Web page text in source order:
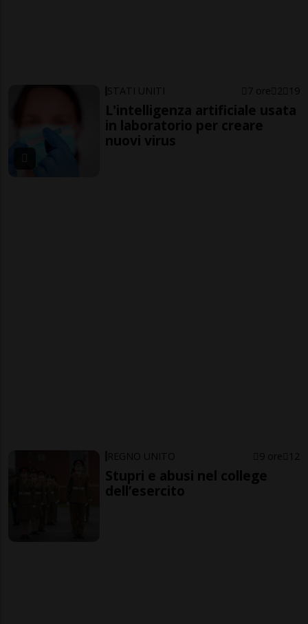
STATI UNITI 7 ore 2 19
L'intelligenza artificiale usata
in laboratorio per creare
nuovi virus
REGNO UNITO 9 ore 12
Stupri e abusi nel college
dell’esercito